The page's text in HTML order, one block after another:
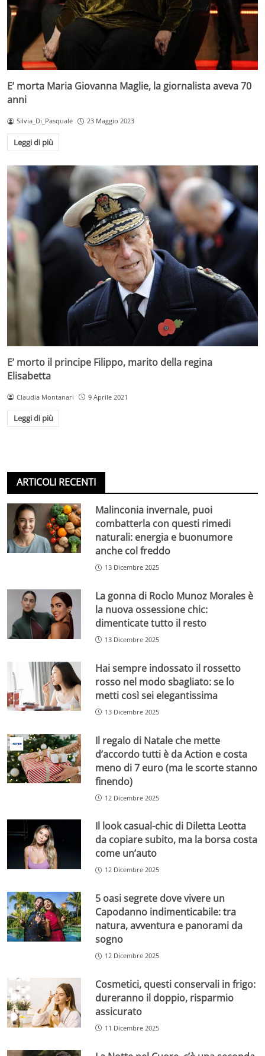
E’ morta Maria Giovanna Maglie, la giornalista aveva 70
anni
Silvia_Di_Pasquale 23 Maggio 2023
Leggi di più
E’ morto il principe Filippo, marito della regina
Elisabetta
Claudia Montanari 9 Aprile 2021
Leggi di più
ARTICOLI RECENTI
Malinconia invernale, puoi
combatterla con questi rimedi
naturali: energia e buonumore
anche col freddo
13 Dicembre 2025
La gonna di Rocìo Munoz Morales è
la nuova ossessione chic:
dimenticate tutto il resto
13 Dicembre 2025
Hai sempre indossato il rossetto
rosso nel modo sbagliato: se lo
metti così sei elegantissima
13 Dicembre 2025
Il regalo di Natale che mette
d’accordo tutti è da Action e costa
meno di 7 euro (ma le scorte stanno
finendo)
12 Dicembre 2025
Il look casual-chic di Diletta Leotta
da copiare subito, ma la borsa costa
come un’auto
12 Dicembre 2025
5 oasi segrete dove vivere un
Capodanno indimenticabile: tra
natura, avventura e panorami da
sogno
12 Dicembre 2025
Cosmetici, questi conservali in frigo:
dureranno il doppio, risparmio
assicurato
11 Dicembre 2025